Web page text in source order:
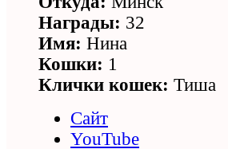
Награды: 32
Имя: Нина
Кошки: 1
Клички кошек: Тиша
Сайт
YouTube